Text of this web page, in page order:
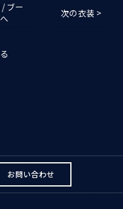
ブー
次の衣装 >
お問い合わせ